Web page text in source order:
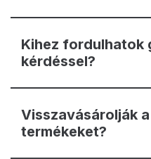
Kihez fordulhatok
kérdéssel?
Visszavásárolják
termékeket?